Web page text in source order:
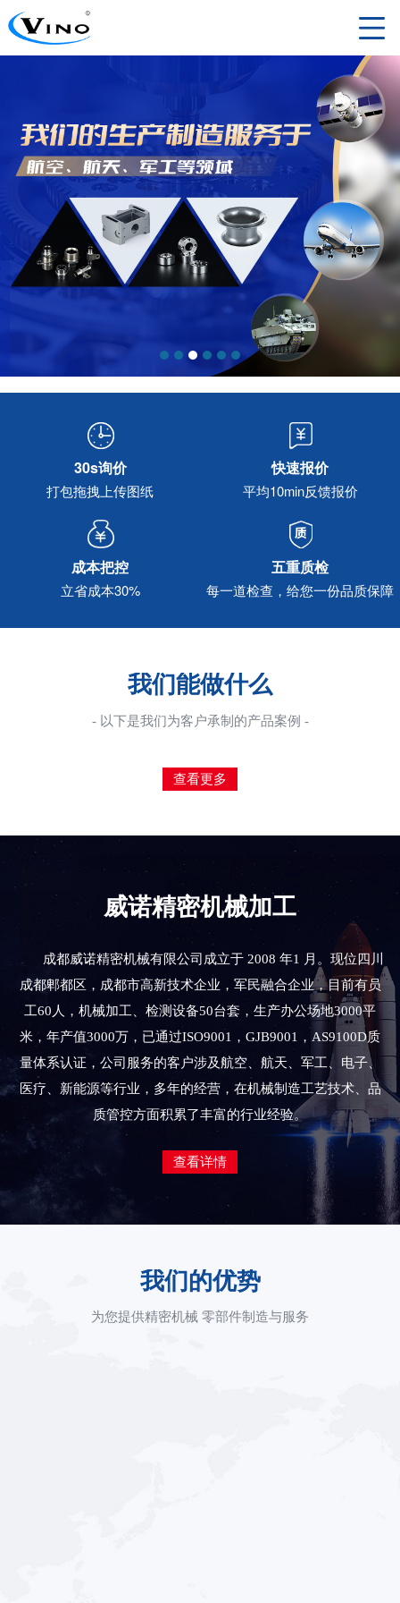
30s询价
打包拖拽上传图纸
快速报价
平均10min反馈报价
成本把控
立省成本30%
五重质检
每一道检查，给您一份品质保障
我们能做什么
- 以下是我们为客户承制的产品案例 -
查看更多
威诺精密机械加工
成都威诺精密机械有限公司成立于 2008 年1 月。现位四川
成都郫都区，成都市高新技术企业，军民融合企业，目前有员
工60人，机械加工、检测设备50台套，生产办公场地3000平
米，年产值3000万，已通过ISO9001，GJB9001，AS9100D质
量体系认证，公司服务的客户涉及航空、航天、军工、电子、
医疗、新能源等行业，多年的经营，在机械制造工艺技术、品
质管控方面积累了丰富的行业经验。
查看详情
我们的优势
为您提供精密机械 零部件制造与服务